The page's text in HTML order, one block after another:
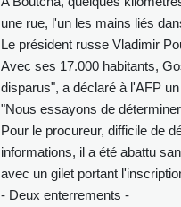
une rue, l'un les mains liés
Le président russe Vladimir
Avec ses 17.000 habitants,
disparus", a déclaré à l'AFP
"Nous essayons de
Pour le procureur, difficile de
informations, il a été abattu
avec un gilet portant
- Deux enterrements -